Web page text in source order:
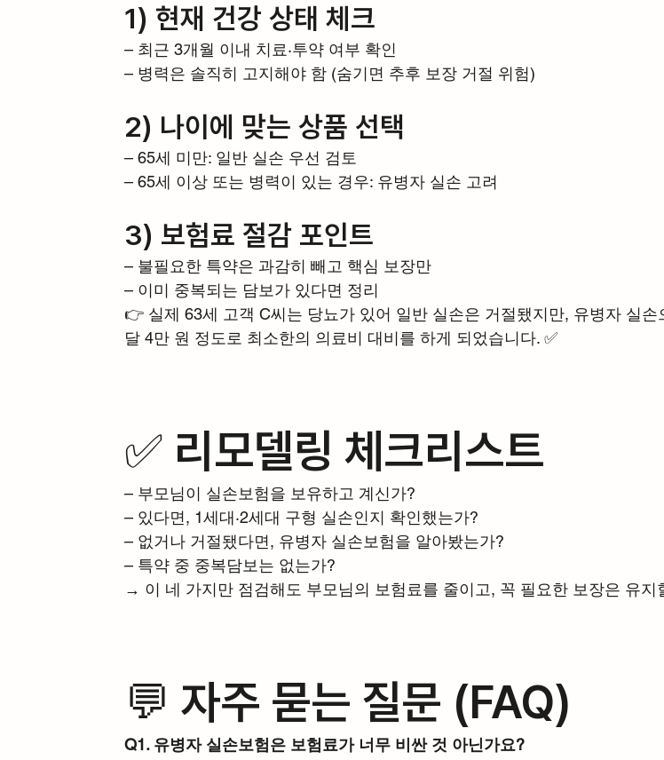
1) 현재 건강 상태 체크
– 최근 3개월 이내 치료·투약 여부 확인
– 병력은 솔직히 고지해야 함 (숨기면 추후 보장 거절 위험)
2) 나이에 맞는 상품 선택
– 65세 미만: 일반 실손 우선 검토
– 65세 이상 또는 병력이 있는 경우: 유병자 실손 고려
3) 보험료 절감 포인트
– 불필요한 특약은 과감히 빼고 핵심 보장만
– 이미 중복되는 담보가 있다면 정리
👉 실제 63세 고객 C씨는 당뇨가 있어 일반 실손은 거절됐지만, 유병자 실손
달 4만 원 정도로 최소한의 의료비 대비를 하게 되었습니다. ✅
✅ 리모델링 체크리스트
– 부모님이 실손보험을 보유하고 계신가?
– 있다면, 1세대·2세대 구형 실손인지 확인했는가?
– 없거나 거절됐다면, 유병자 실손보험을 알아봤는가?
– 특약 중 중복담보는 없는가?
→ 이 네 가지만 점검해도 부모님의 보험료를 줄이고, 꼭 필요한 보장은 유지
💬 자주 묻는 질문 (FAQ)
Q1. 유병자 실손보험은 보험료가 너무 비싼 것 아닌가요?